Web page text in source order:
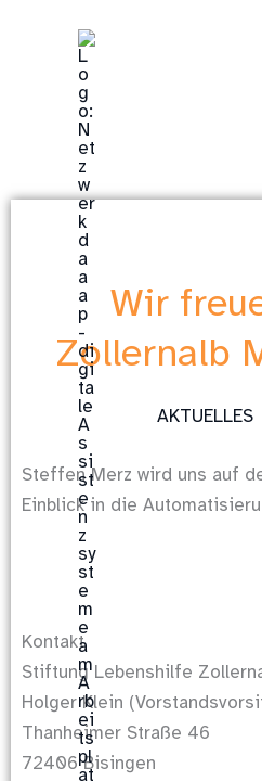
AKTUELLES
Wir
Zollernalb
Steffen Merz wird uns auf
Einblick in die
Kontakt
Stiftung Lebenshilfe
Holger Klein
Thanheimer Straße 46
72406 Bisingen